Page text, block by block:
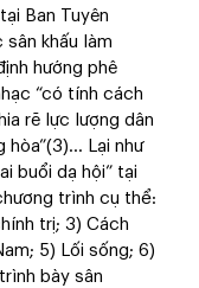
Ban Tuyên
khấu làm
hướng phê
“có tính cách
rẽ lực lượng dân
hòa”(3)… Lại như
buổi dạ hội” tại
trình cụ thể:
trị; 3) Cách
5) Lối sống; 6)
bày sân